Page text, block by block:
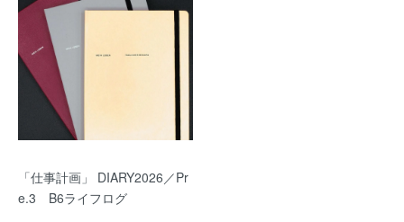
「仕事計画」 DIARY2026／Pr
e.3 B6ライフログ